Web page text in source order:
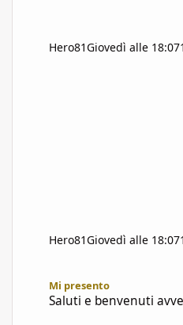
Hero81 Giovedì alle 18:07
Hero81 Giovedì alle 18:07
Mi presento
Saluti e benvenuti